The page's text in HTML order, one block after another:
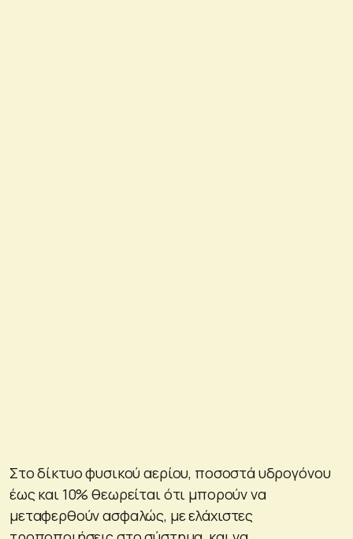
Στο δίκτυο φυσικού αερίου, ποσοστά υδρογόνου
έως και 10% θεωρείται ότι μπορούν να
μεταφερθούν ασφαλώς, με ελάχιστες